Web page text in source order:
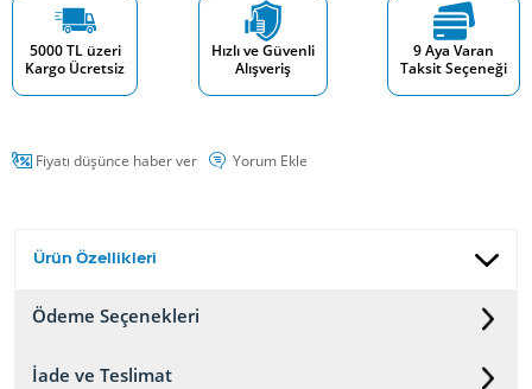
5000 TL üzeri
Kargo Ücretsiz
Hızlı ve Güvenli
Alışveriş
9 Aya Varan
Taksit Seçeneği
Fiyatı düşünce haber ver Yorum Ekle
Ürün Özellikleri
Ödeme Seçenekleri
İade ve Teslimat